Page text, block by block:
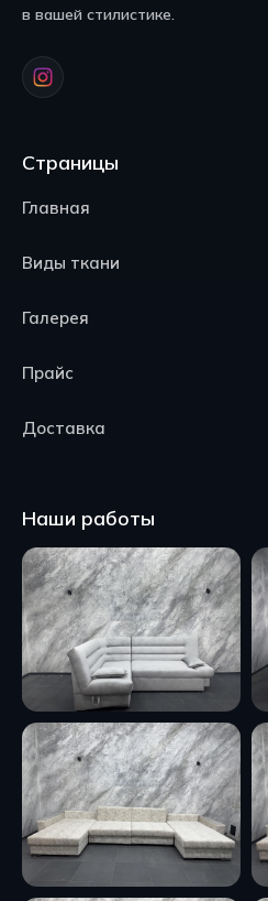
в вашей стилистике.
Страницы
Главная
Виды ткани
Галерея
Прайс
Доставка
Наши работы